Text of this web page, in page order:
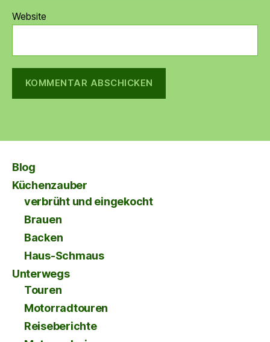
Website
Blog
Küchenzauber
verbrüht und eingekocht
Brauen
Backen
Haus-Schmaus
Unterwegs
Touren
Motorradtouren
Reiseberichte